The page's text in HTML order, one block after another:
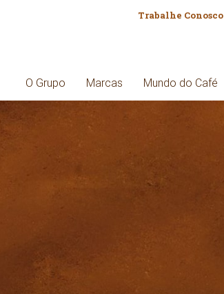
Trabalhe Conosco
O Grupo Marcas Mundo do Café